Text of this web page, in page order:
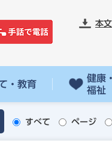
本
・教育
健康
福祉
すべて ページ